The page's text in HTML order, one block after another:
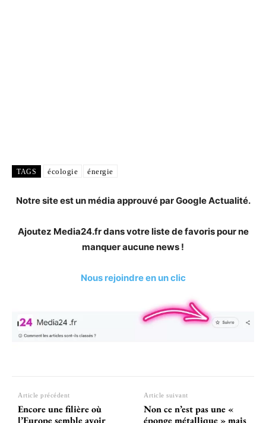
TAGS écologie énergie
Notre site est un média approuvé par Google Actualité.
Ajoutez Media24.fr dans votre liste de favoris pour ne
manquer aucune news !
Nous rejoindre en un clic
Article précédent
Encore une filière où
l’Europe semble avoir
Article suivant
Non ce n’est pas une «
éponge métallique » mais